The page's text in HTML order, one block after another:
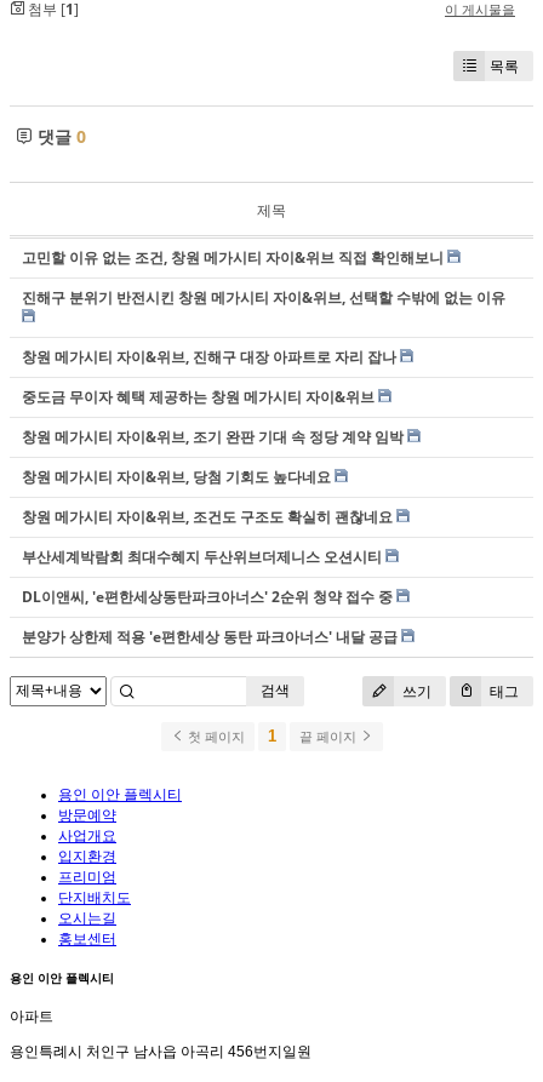
첨부 [1] 이 게시물을
목록
댓글 0
제목
고민할 이유 없는 조건, 창원 메가시티 자이&위브 직접 확인해보니
진해구 분위기 반전시킨 창원 메가시티 자이&위브, 선택할 수밖에 없는 이유
창원 메가시티 자이&위브, 진해구 대장 아파트로 자리 잡나
중도금 무이자 혜택 제공하는 창원 메가시티 자이&위브
창원 메가시티 자이&위브, 조기 완판 기대 속 정당 계약 임박
창원 메가시티 자이&위브, 당첨 기회도 높다네요
창원 메가시티 자이&위브, 조건도 구조도 확실히 괜찮네요
부산세계박람회 최대수혜지 두산위브더제니스 오션시티
DL이앤씨, 'e편한세상동탄파크아너스' 2순위 청약 접수 중
분양가 상한제 적용 'e편한세상 동탄 파크아너스' 내달 공급
쓰기 태그
검색
첫 페이지 1 끝 페이지
용인 이안 플렉시티
방문예약
사업개요
입지환경
프리미엄
단지배치도
오시는길
홍보센터
용인 이안 플렉시티
아파트
용인특례시 처인구 남사읍 아곡리 456번지일원